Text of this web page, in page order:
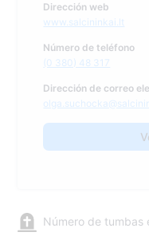
Dirección web
www.salcininkai.lt
Número de teléfono
(0 380) 48 317
Dirección de correo
Número de tumbas